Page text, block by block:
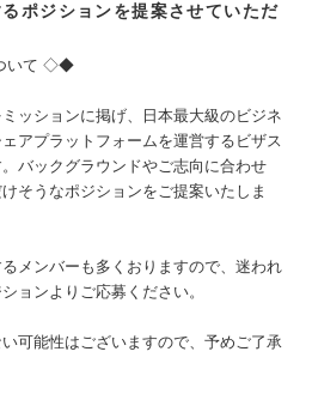
ポジションを提案させていただ
いて ◇◆
ッションに掲げ、日本最大級のビジネ
アプラットフォームを運営するビザス
バックグラウンドやご志向に合わせ
そうなポジションをご提案いたしま
メンバーも多くおりますので、迷われ
ョンよりご応募ください。
可能性はございますので、予めご了承